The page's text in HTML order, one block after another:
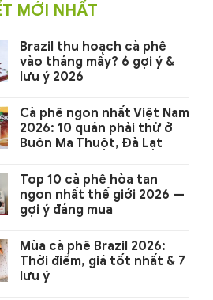
MỚI NHẤT
Brazil thu hoạch cà phê
vào tháng mấy? 6 gợi ý &
lưu ý 2026
Cà phê ngon nhất Việt Nam
2026: 10 quán phải thử ở
Buôn Ma Thuột, Đà Lạt
Top 10 cà phê hòa tan
ngon nhất thế giới 2026 —
gợi ý đáng mua
Mùa cà phê Brazil 2026:
Thời điểm, giá tốt nhất & 7
lưu ý